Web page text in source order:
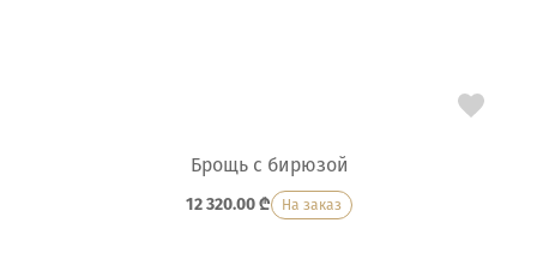
Брощь с бирюзой
12 320.00₾ На заказ